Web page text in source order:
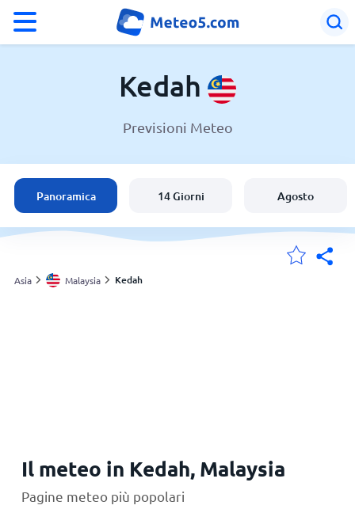
Malaysia
Italia
Svizzera
Kedah
Previsioni Meteo
Panoramica 14 Giorni Agosto
Asia Malaysia Kedah
Il meteo in Kedah, Malaysia
Pagine meteo più popolari